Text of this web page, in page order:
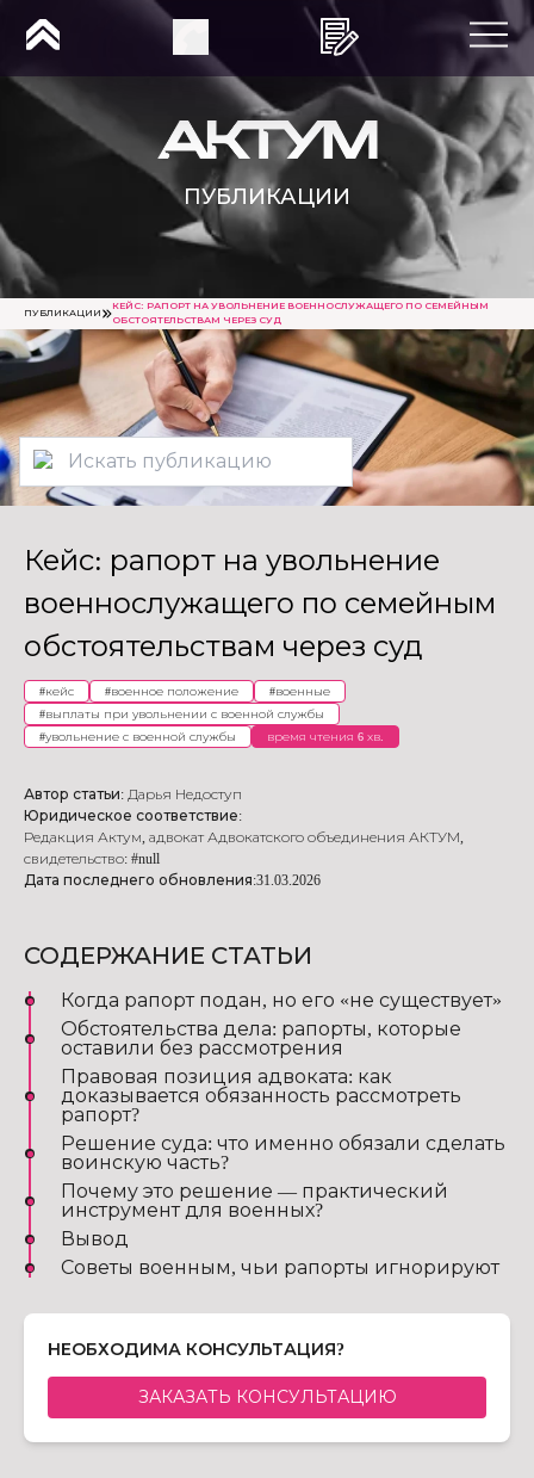
ПУБЛИКАЦИИ
ПУБЛИКАЦИИ
КЕЙС: РАПОРТ НА УВОЛЬНЕНИЕ ВОЕННОСЛУЖАЩЕГО ПО СЕМЕЙНЫМ
ОБСТОЯТЕЛЬСТВАМ ЧЕРЕЗ СУД
Кейс: рапорт на увольнение
военнослужащего по семейным
обстоятельствам через суд
#кейс #военное положение #военные
#выплаты при увольнении с военной службы
#увольнение с военной службы время чтения 6 хв.
Автор статьи: Дарья Недоступ
Юридическое соответствие:
Редакция Актум, адвокат Адвокатского объединения АКТУМ,
свидетельство: #null
Дата последнего обновления:31.03.2026
СОДЕРЖАНИЕ СТАТЬИ
Когда рапорт подан, но его «не существует»
Обстоятельства дела: рапорты, которые
оставили без рассмотрения
Правовая позиция адвоката: как
доказывается обязанность рассмотреть
рапорт?
Решение суда: что именно обязали сделать
воинскую часть?
Почему это решение — практический
инструмент для военных?
Вывод
Советы военным, чьи рапорты игнорируют
НЕОБХОДИМА КОНСУЛЬТАЦИЯ?
ЗАКАЗАТЬ КОНСУЛЬТАЦИЮ